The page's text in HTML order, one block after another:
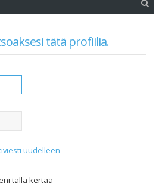
tätä profiilia.
uudelleen
tällä kertaa